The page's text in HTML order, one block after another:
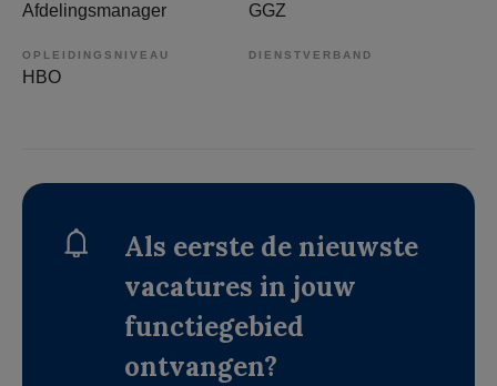
Afdelingsmanager GGZ
OPLEIDINGSNIVEAU
HBO
DIENSTVERBAND
Als eerste de nieuwste
vacatures in jouw
functiegebied
ontvangen?